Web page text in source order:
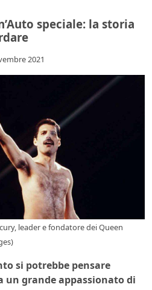
speciale: la storia
2021
leader e fondatore dei Queen
si potrebbe pensare
un grande appassionato di